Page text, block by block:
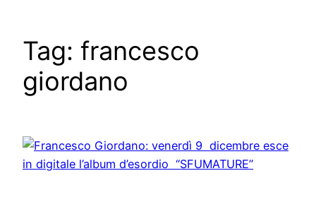
Tag: francesco
giordano